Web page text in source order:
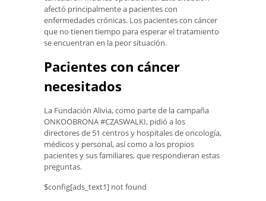
afectó principalmente a pacientes con
enfermedades crónicas. Los pacientes con cáncer
que no tienen tiempo para esperar el tratamiento
se encuentran en la peor situación.
Pacientes con cáncer
necesitados
La Fundación Alivia, como parte de la campaña
ONKOOBRONA #CZASWALKI, pidió a los
directores de 51 centros y hospitales de oncología,
médicos y personal, así como a los propios
pacientes y sus familiares, que respondieran estas
preguntas.
$config[ads_text1] not found